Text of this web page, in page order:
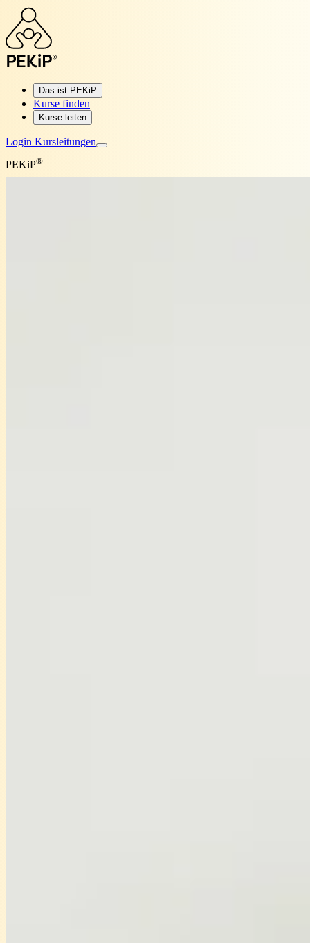
Das ist PEKiP
Kurse finden
Kurse leiten
Login Kursleitungen
PEKiP®